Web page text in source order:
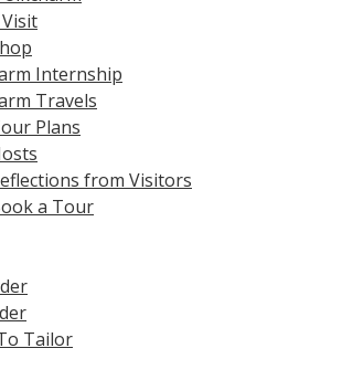
Internship
Travels
Plans
from Visitors
a Tour
Tailor